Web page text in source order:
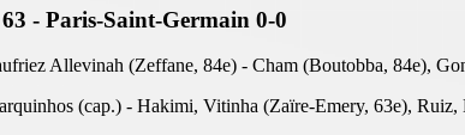
- Paris-Saint-Germain 0-0
Allevinah (Zeffane, 84e) - Cham (Boutobba, 84e),
(cap.) - Hakimi, Vitinha (Zaïre-Emery, 63e),